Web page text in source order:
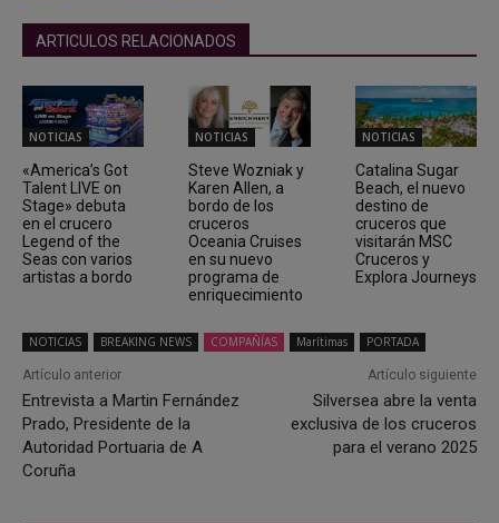
ARTICULOS RELACIONADOS
NOTICIAS
«America’s Got
Talent LIVE on
Stage» debuta
en el crucero
Legend of the
Seas con varios
artistas a bordo
NOTICIAS
Steve Wozniak y
Karen Allen, a
bordo de los
cruceros
Oceania Cruises
en su nuevo
programa de
enriquecimiento
NOTICIAS
Catalina Sugar
Beach, el nuevo
destino de
cruceros que
visitarán MSC
Cruceros y
Explora Journeys
NOTICIAS BREAKING NEWS COMPAÑÍAS Marítimas PORTADA
Artículo anterior
Entrevista a Martin Fernández
Prado, Presidente de la
Autoridad Portuaria de A
Coruña
Artículo siguiente
Silversea abre la venta
exclusiva de los cruceros
para el verano 2025